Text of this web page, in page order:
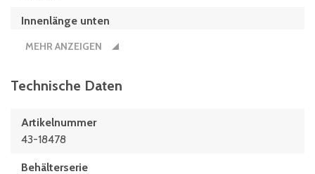
Innenlänge unten
559 x 359 x 116 (mm)
600 mm
MEHR ANZEIGEN
Technische Daten
Artikelnummer
43-18478
Behälterserie